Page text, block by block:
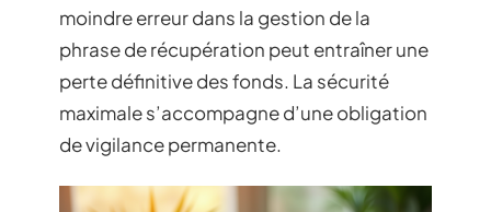
moindre erreur dans la gestion de la
phrase de récupération peut entraîner une
perte définitive des fonds. La sécurité
maximale s’accompagne d’une obligation
de vigilance permanente.